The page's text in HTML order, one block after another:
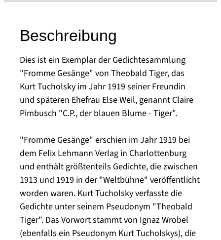
Beschreibung
Dies ist ein Exemplar der Gedichtesammlung
"Fromme Gesänge" von Theobald Tiger, das
Kurt Tucholsky im Jahr 1919 seiner Freundin
und späteren Ehefrau Else Weil, genannt Claire
Pimbusch "C.P., der blauen Blume - Tiger".
"Fromme Gesänge" erschien im Jahr 1919 bei
dem Felix Lehmann Verlag in Charlottenburg
und enthält größtenteils Gedichte, die zwischen
1913 und 1919 in der "Weltbühne" veröffentlicht
worden waren. Kurt Tucholsky verfasste die
Gedichte unter seinem Pseudonym "Theobald
Tiger". Das Vorwort stammt von Ignaz Wrobel
(ebenfalls ein Pseudonym Kurt Tucholskys), die